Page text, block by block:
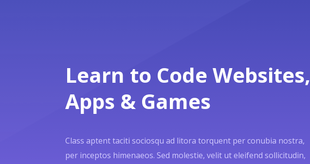
Learn to Code Websites,
Apps & Games
Class aptent taciti sociosqu ad litora torquent per conubia nostra,
per inceptos himenaeos. Sed molestie, velit ut eleifend sollicitudin,